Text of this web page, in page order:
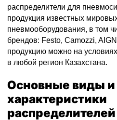
распределители для
продукция известных
пневмооборудования, в том
брендов: Festo, Camozzi,
продукцию можно на
в любой регион Казахстана.
Основные виды и
характеристики
распределителей